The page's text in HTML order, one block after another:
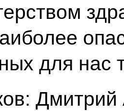
для нас
Дмитрий